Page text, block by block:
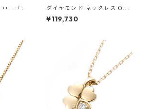
ーゴー
レス ダ
/ネック
ダイヤモンド ネックレス 0.3c
t K18 ホワイトゴールド 0.3カ
ラット 花 フラワーモチーフ ペ
¥119,730